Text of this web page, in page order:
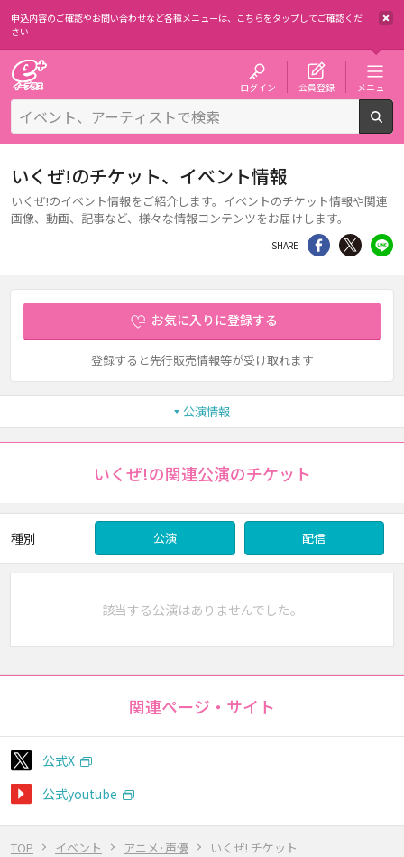
申込内容のご確認やお問い合わせなど各種メニューは、 こちらをタップしてご確認くだ
さい
ログイン 会員登録 メニュー
TOP イベント アニメ･声優 いくぜ! チケット
いくぜ!のチケット、イベント情報
いくぜ!のイベント情報をご紹介します。イベントのチケット情報や関連
画像、動画、記事など、様々な情報コンテンツをお届けします。
SHARE シェア Twitter
お気に入りに登録する
登録すると先行販売情報等が受け取れます
公演情報
いくぜ!の関連公演のチケット
種別 公演 配信
該当する公演はありませんでした。
関連ページ・サイト
公式X
公式youtube